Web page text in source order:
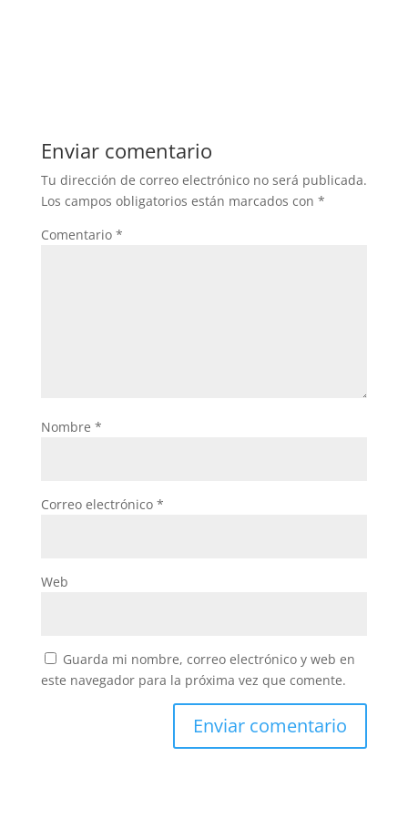
Enviar comentario
Tu dirección de correo electrónico no será publicada.
Los campos obligatorios están marcados con *
Comentario *
Nombre *
Correo electrónico *
Web
Guarda mi nombre, correo electrónico y web en
este navegador para la próxima vez que comente.